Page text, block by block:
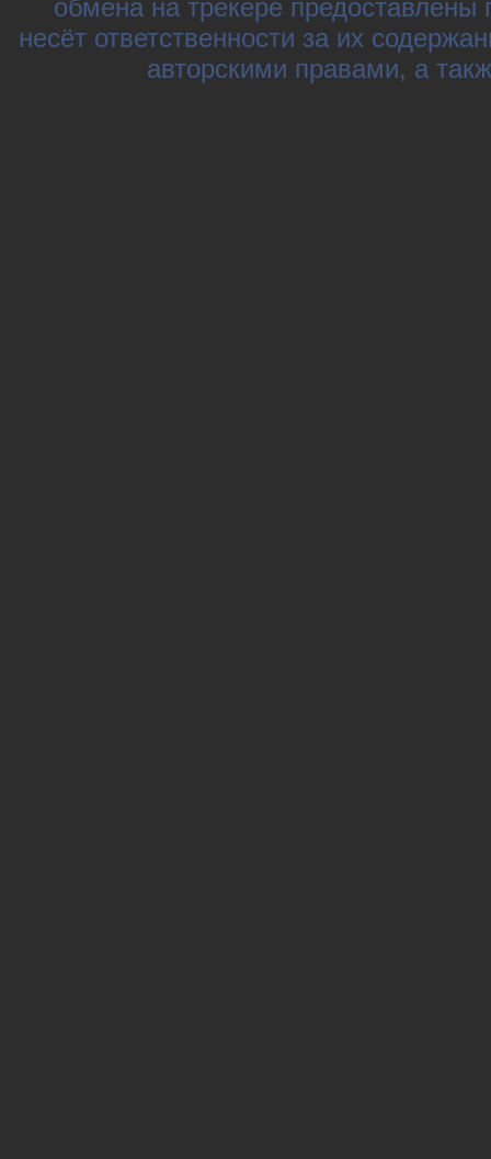
обмена на трекере
несёт ответственности за их
авторскими правами, а